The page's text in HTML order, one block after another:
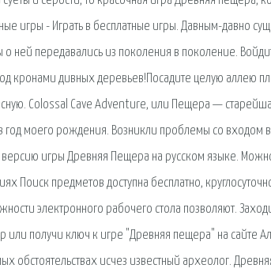
игры - Играть в бесплатные игры. Давным-давно
о ней передавались из поколения в поколение.
кронами дивных деревьев!Посадите целую аллею
Colossal Cave Adventure, или Пещера —
год моего рождения. Возникли проблемы со входом
игры Древняя Пещера на русском языке. Можно
Поиск предметов доступна бесплатно,
электронного рабочего стола позволяют.
или получи ключ к игре "Древняя пещера" на сайте
обстоятельствах исчез известный археолог.